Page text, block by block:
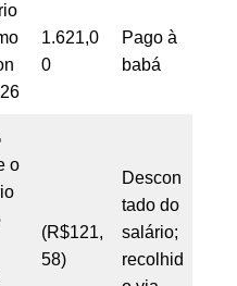
1.621,0
0
Pago à
babá
o
(R$121,
58)
Descon
tado do
salário;
recolhid